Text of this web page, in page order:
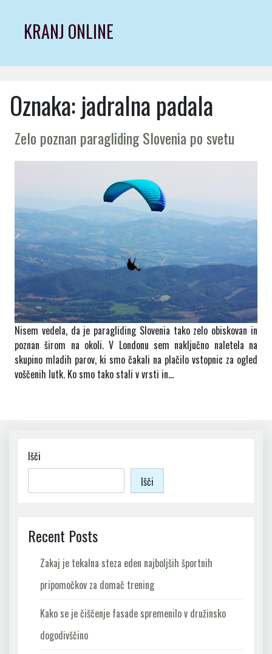
contentKRANJ ONLINE
Oznaka: jadralna padala
Zelo poznan paragliding Slovenia po svetu
Nisem vedela, da je paragliding Slovenia tako zelo obiskovan in
poznan širom na okoli. V Londonu sem naključno naletela na
skupino mladih parov, ki smo čakali na plačilo vstopnic za ogled
voščenih lutk. Ko smo tako stali v vrsti in…
Išči
Išči
Recent Posts
Zakaj je tekalna steza eden najboljših športnih
pripomočkov za domač trening
Kako se je čiščenje fasade spremenilo v družinsko
dogodivščino